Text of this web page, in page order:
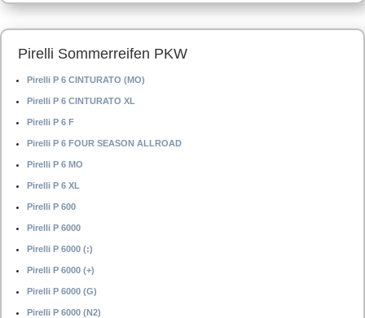
Pirelli Sommerreifen PKW
Pirelli P 6 CINTURATO (MO)
Pirelli P 6 CINTURATO XL
Pirelli P 6 F
Pirelli P 6 FOUR SEASON ALLROAD
Pirelli P 6 MO
Pirelli P 6 XL
Pirelli P 600
Pirelli P 6000
Pirelli P 6000 (:)
Pirelli P 6000 (+)
Pirelli P 6000 (G)
Pirelli P 6000 (N2)